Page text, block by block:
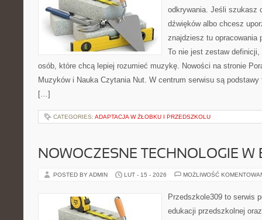
odkrywania. Jeśli szukasz
dźwięków albo chcesz
znajdziesz tu opracowania
To nie jest zestaw
osób, które chcą lepiej rozumieć muzykę. Nowości na stronie
Muzyków i Nauka Czytania Nut. W centrum serwisu są
[…]
CATEGORIES: ADAPTACJA W ŻŁOBKU I PRZEDSZKOLU
NOWOCZESNE TECHNOLOGIE W
POSTED BY ADMIN LUT - 15 - 2026 MOŻLIWOŚĆ
Przedszkole309 to serwis
edukacji przedszkolnej